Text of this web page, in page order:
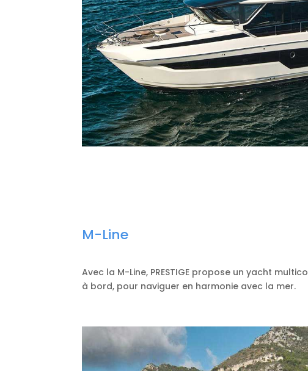
M-Line
Avec la M-Line, PRESTIGE propose un yacht
à bord, pour naviguer en harmonie avec la mer.